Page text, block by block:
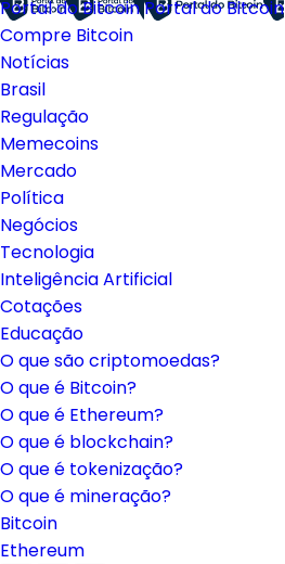
Portal do BitcoinPortal do Bitcoin
Compre Bitcoin
Notícias
Brasil
Regulação
Memecoins
Mercado
Política
Negócios
Tecnologia
Inteligência Artificial
Cotações
Educação
O que são criptomoedas?
O que é Bitcoin?
O que é Ethereum?
O que é blockchain?
O que é tokenização?
O que é mineração?
Bitcoin
Ethereum